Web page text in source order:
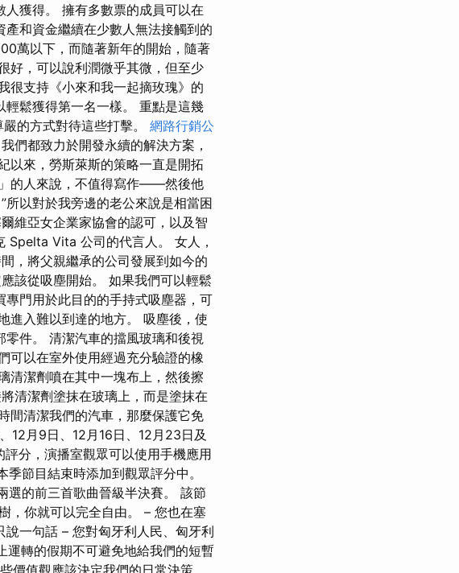
獲得。 擁有多數票的成員可以在
和資金繼續在少數人無法接觸到的
萬以下，而隨著新年的開始，隨著
好，可以說利潤微乎其微，但至少
很支持《小來和我一起摘玫瑰》的
鬆獲得第一名一樣。 重點是這幾
的方式對待這些打擊。 網路行銷公
們都致力於開發永續的解決方案，
以來，勞斯萊斯的策略一直是開拓
的人來說，不值得寫作——然後他
以對於我旁邊的老公來說是相當困
維亞女企業家協會的認可，以及智
Vita 公司的代言人。 女人，
，將父親繼承的公司發展到如今的
該從吸塵開始。 如果我們可以輕鬆
門用於此目的的手持式吸塵器，可
進入難以到達的地方。 吸塵後，使
件。 清潔汽車的擋風玻璃和後視
可以在室外使用經過充分驗證的橡
清潔劑噴在其中一塊布上，然後擦
清潔劑塗抹在玻璃上，而是塗抹在
間清潔我們的汽車，那麼保護它免
12月9日、12月16日、12月23日及
分，演播室觀眾可以使用手機應用
節目結束時添加到觀眾評分中。
選的前三首歌曲晉級半決賽。 該節
，你就可以完全自由。 – 您也在塞
一句話 – 您對匈牙利人民、匈牙利
轉的假期不可避免地給我們的短暫
價值觀應該決定我們的日常決策，